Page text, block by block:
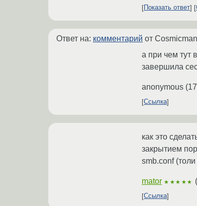
Показать ответ
Ответ на: комментарий от Cosmicman
а при чем тут
завершила
anonymous (
Ссылка
как это
закрытием
smb.conf
mator ★★★★★ (
Ссылка